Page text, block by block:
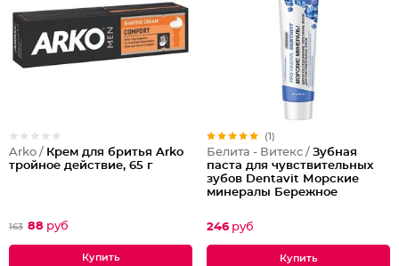
Arko / Крем для бритья Arko
тройное действие, 65 г
163 88 руб
(1)
Белита - Витекс / Зубная
паста для чувствительных
зубов Dentavit Морские
минералы Бережное
246 руб